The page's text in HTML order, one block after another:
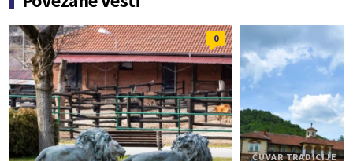
0
ČUVAR TRADICIJE